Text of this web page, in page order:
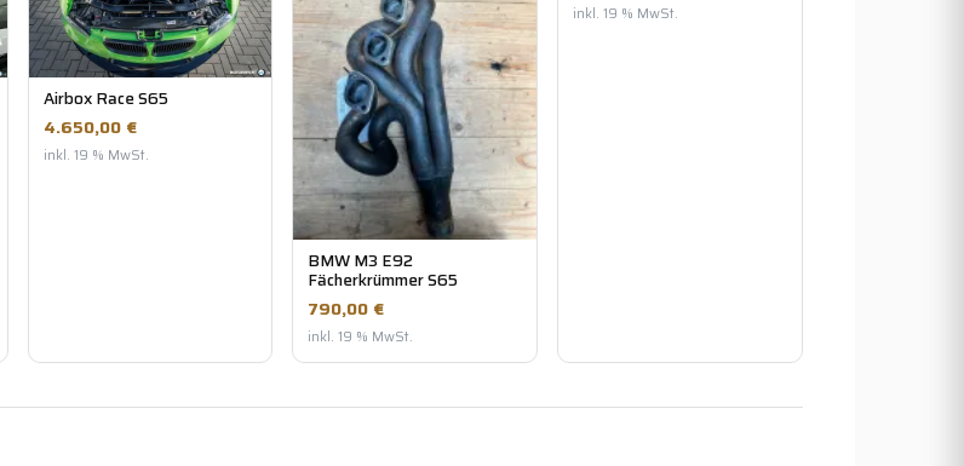
Airbox Race S65
4.650,00 €
inkl. 19 % MwSt.
BMW M3 E92
Fächerkrümmer S65
790,00 €
inkl. 19 % MwSt.
inkl. 19 % MwSt.